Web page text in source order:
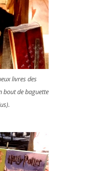
livres des
bout de baguette